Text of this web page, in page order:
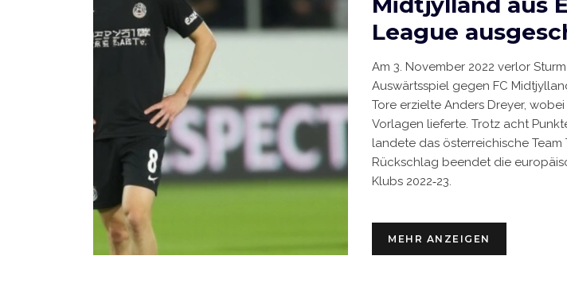
League
Am 3. November 2022 verlor
Auswärtsspiel gegen FC
Tore erzielte Anders Dreyer,
Vorlagen lieferte. Trotz acht
landete das österreichische Team
Rückschlag beendet die
Klubs 2022‑23.
MEHR ANZEIGEN